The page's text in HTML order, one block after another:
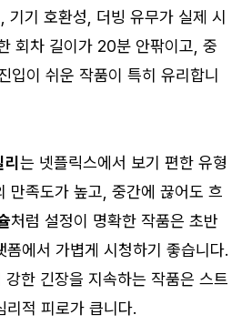
기기 호환성, 더빙 유무가 실제 시
회차 길이가 20분 안팎이고, 중
입이 쉬운 작품이 특히 유리합니
는 넷플릭스에서 보기 편한 유형
만족도가 높고, 중간에 끊어도 흐
처럼 설정이 명확한 작품은 초반
폼에서 가볍게 시청하기 좋습니다.
강한 긴장을 지속하는 작품은 스트
리적 피로가 큽니다.